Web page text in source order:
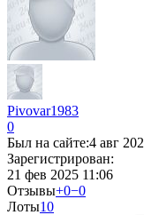
Pivovar1983
0
Был на сайте:4 авг
Зарегистрирован:
21 фев 2025 11:06
Отзывы+0−0
Лоты10